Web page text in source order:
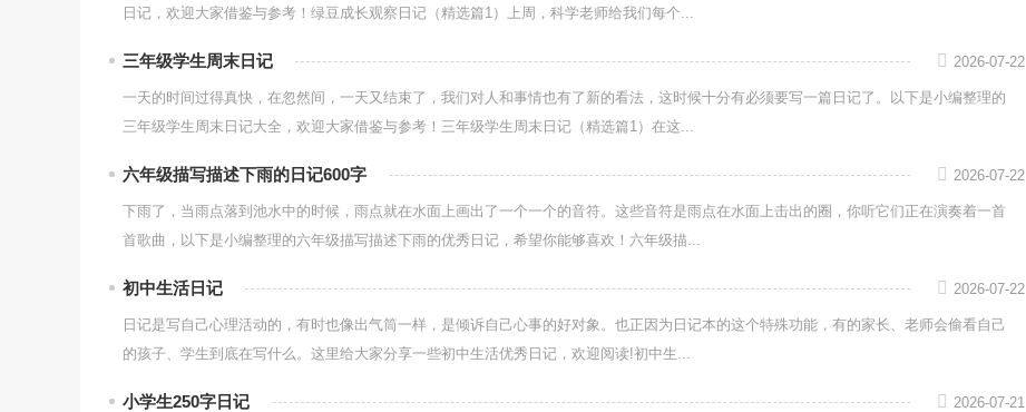
日记，欢迎大家借鉴与参考！绿豆成长观察日记（精选篇1）上周，科学老师给我们每个...
三年级学生周末日记
一天的时间过得真快，在忽然间，一天又结束了，我们对人和事情也有了新的看法，这时候十分有必须要写一篇日记了。以下是小编整理的
三年级学生周末日记大全，欢迎大家借鉴与参考！三年级学生周末日记（精选篇1）在这...
2026-07-22
六年级描写描述下雨的日记600字
下雨了，当雨点落到池水中的时候，雨点就在水面上画出了一个一个的音符。这些音符是雨点在水面上击出的圈，你听它们正在演奏着一首
首歌曲，以下是小编整理的六年级描写描述下雨的优秀日记，希望你能够喜欢！六年级描...
2026-07-22
初中生活日记
日记是写自己心理活动的，有时也像出气筒一样，是倾诉自己心事的好对象。也正因为日记本的这个特殊功能，有的家长、老师会偷看自己
的孩子、学生到底在写什么。这里给大家分享一些初中生活优秀日记，欢迎阅读!初中生...
2026-07-22
小学生250字日记 2026-07-21